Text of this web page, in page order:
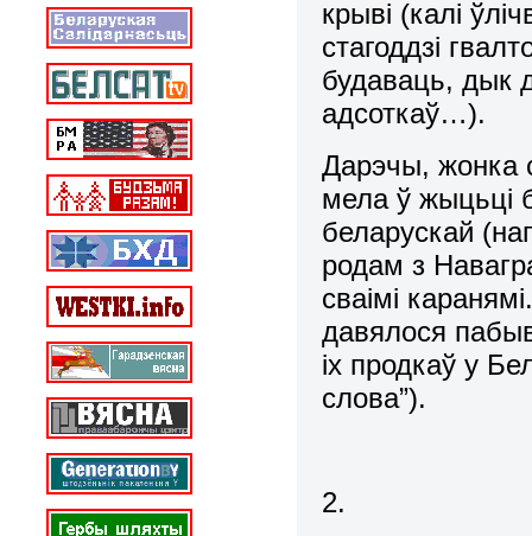
крыві (калі
стагоддзі
будаваць, дык
адсоткаў…).
Дарэчы, жонка
мела ў жыцьці
беларускай
родам з
сваімі
давялося
іх продкаў у
слова”).
2.